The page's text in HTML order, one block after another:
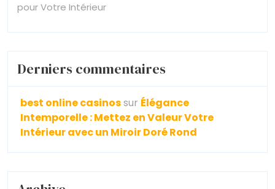
pour Votre Intérieur
Derniers commentaires
best online casinossur Élégance
Intemporelle : Mettez en Valeur Votre
Intérieur avec un Miroir Doré Rond